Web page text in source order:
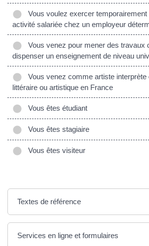
Vous voulez exercer
activité salariée chez un employeur
Vous venez pour mener des travaux
dispenser un enseignement de niveau
Vous venez comme artiste
littéraire ou artistique en France
Vous êtes étudiant
Vous êtes stagiaire
Vous êtes visiteur
Textes de référence
Services en ligne et formulaires